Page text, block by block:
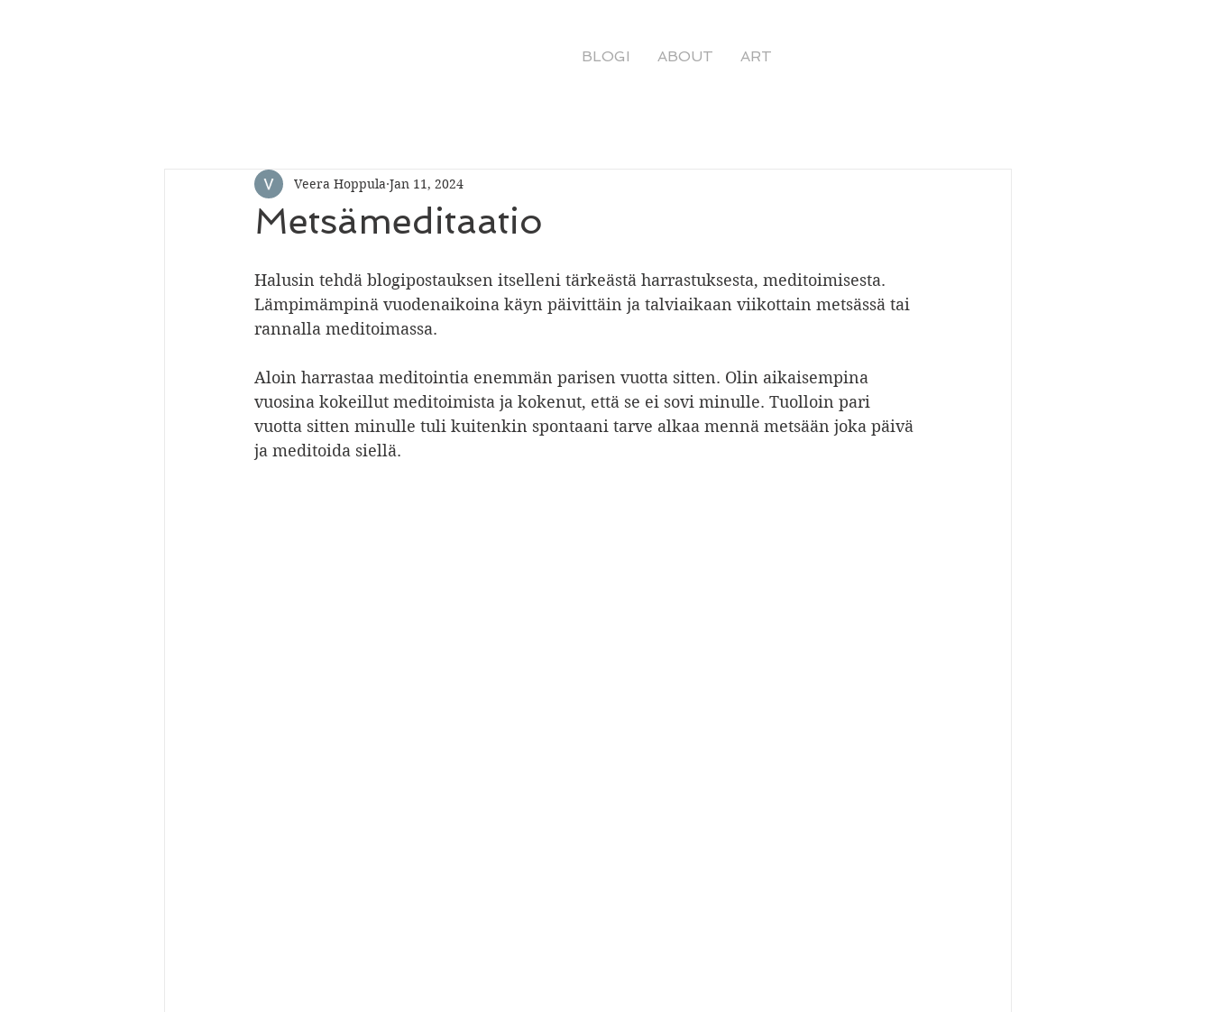
BLOGI ABOUT ART
Metsämeditaatio
Veera Hoppula Jan 11, 2024
Halusin tehdä blogipostauksen itselleni tärkeästä harrastuksesta, meditoimisesta.
Lämpimämpinä vuodenaikoina käyn päivittäin ja talviaikaan viikottain metsässä tai
rannalla meditoimassa.
Aloin harrastaa meditointia enemmän parisen vuotta sitten. Olin aikaisempina
vuosina kokeillut meditoimista ja kokenut, että se ei sovi minulle. Tuolloin pari
vuotta sitten minulle tuli kuitenkin spontaani tarve alkaa mennä metsään joka päivä
ja meditoida siellä.